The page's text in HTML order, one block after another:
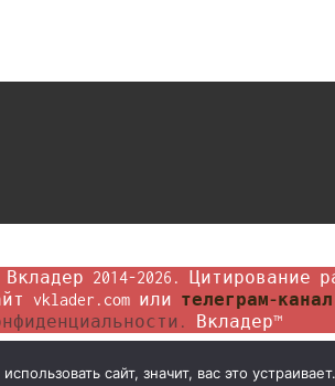
vklader.com или телеграм-канал
Вкладер™
сайт, значит, вас это устраивает.